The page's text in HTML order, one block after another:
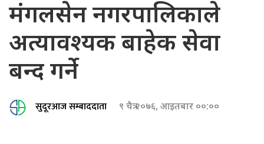
मंगलसेन नगरपालिकाले
अत्यावश्यक बाहेक सेवा
बन्द गर्ने
सुदूरआज सम्बाददाता ९ चैत्र २०७६, आइतबार ००:००